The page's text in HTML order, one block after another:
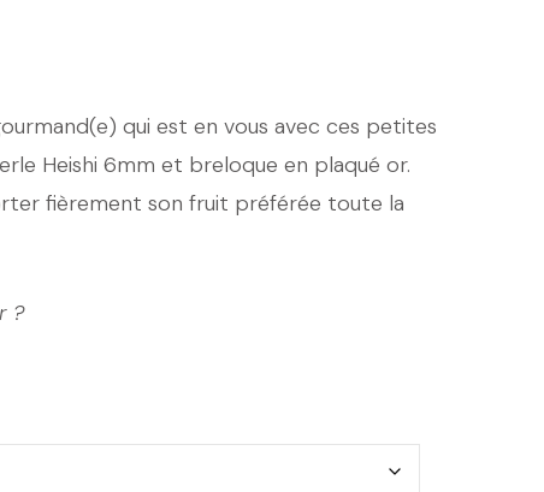
qui est en vous avec ces petites
Heishi 6mm et breloque en plaqué or.
fièrement son fruit préférée toute la
?